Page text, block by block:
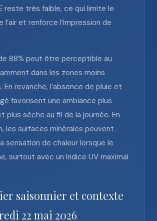
reste très faible, ce qui limite le
l’air et renforce l’impression de
88% peut être perceptible au
dans les zones moins
En revanche, l’absence de pluie et
favorisent une ambiance plus
plus sèche au fil de la journée. En
les surfaces minérales peuvent
sensation de chaleur lorsque le
surtout avec un indice UV maximal
saisonnier et contexte
22 mai 2026